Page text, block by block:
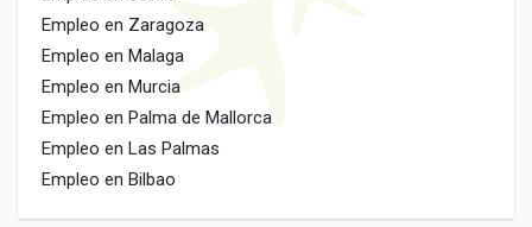
Empleo en Zaragoza
Empleo en Malaga
Empleo en Murcia
Empleo en Palma de Mallorca
Empleo en Las Palmas
Empleo en Bilbao